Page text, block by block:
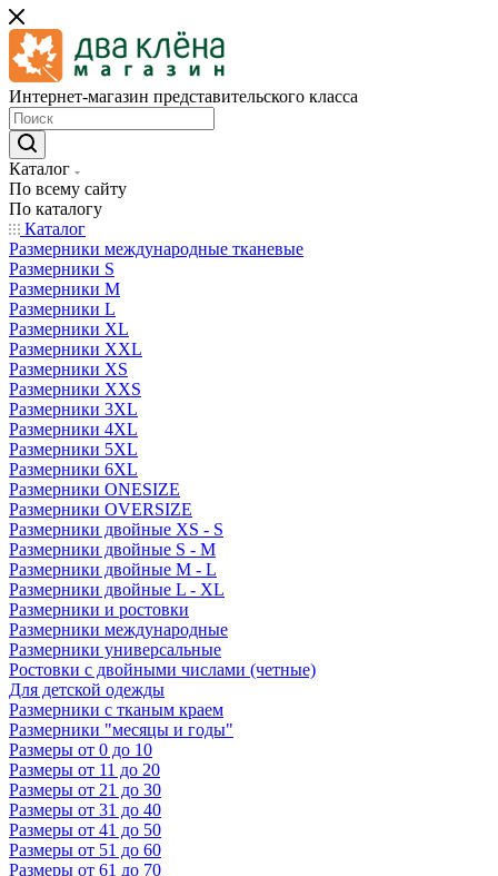
Интернет-магазин представительского класса
Каталог
По всему сайту
По каталогу
Каталог
Размерники международные тканевые
Размерники S
Размерники M
Размерники L
Размерники XL
Размерники XXL
Размерники XS
Размерники XXS
Размерники 3XL
Размерники 4XL
Размерники 5XL
Размерники 6XL
Размерники ONESIZE
Размерники OVERSIZE
Размерники двойные XS - S
Размерники двойные S - M
Размерники двойные M - L
Размерники двойные L - XL
Размерники и ростовки
Размерники международные
Размерники универсальные
Ростовки с двойными числами (четные)
Для детской одежды
Размерники с тканым краем
Размерники "месяцы и годы"
Размеры от 0 до 10
Размеры от 11 до 20
Размеры от 21 до 30
Размеры от 31 до 40
Размеры от 41 до 50
Размеры от 51 до 60
Размеры от 61 до 70